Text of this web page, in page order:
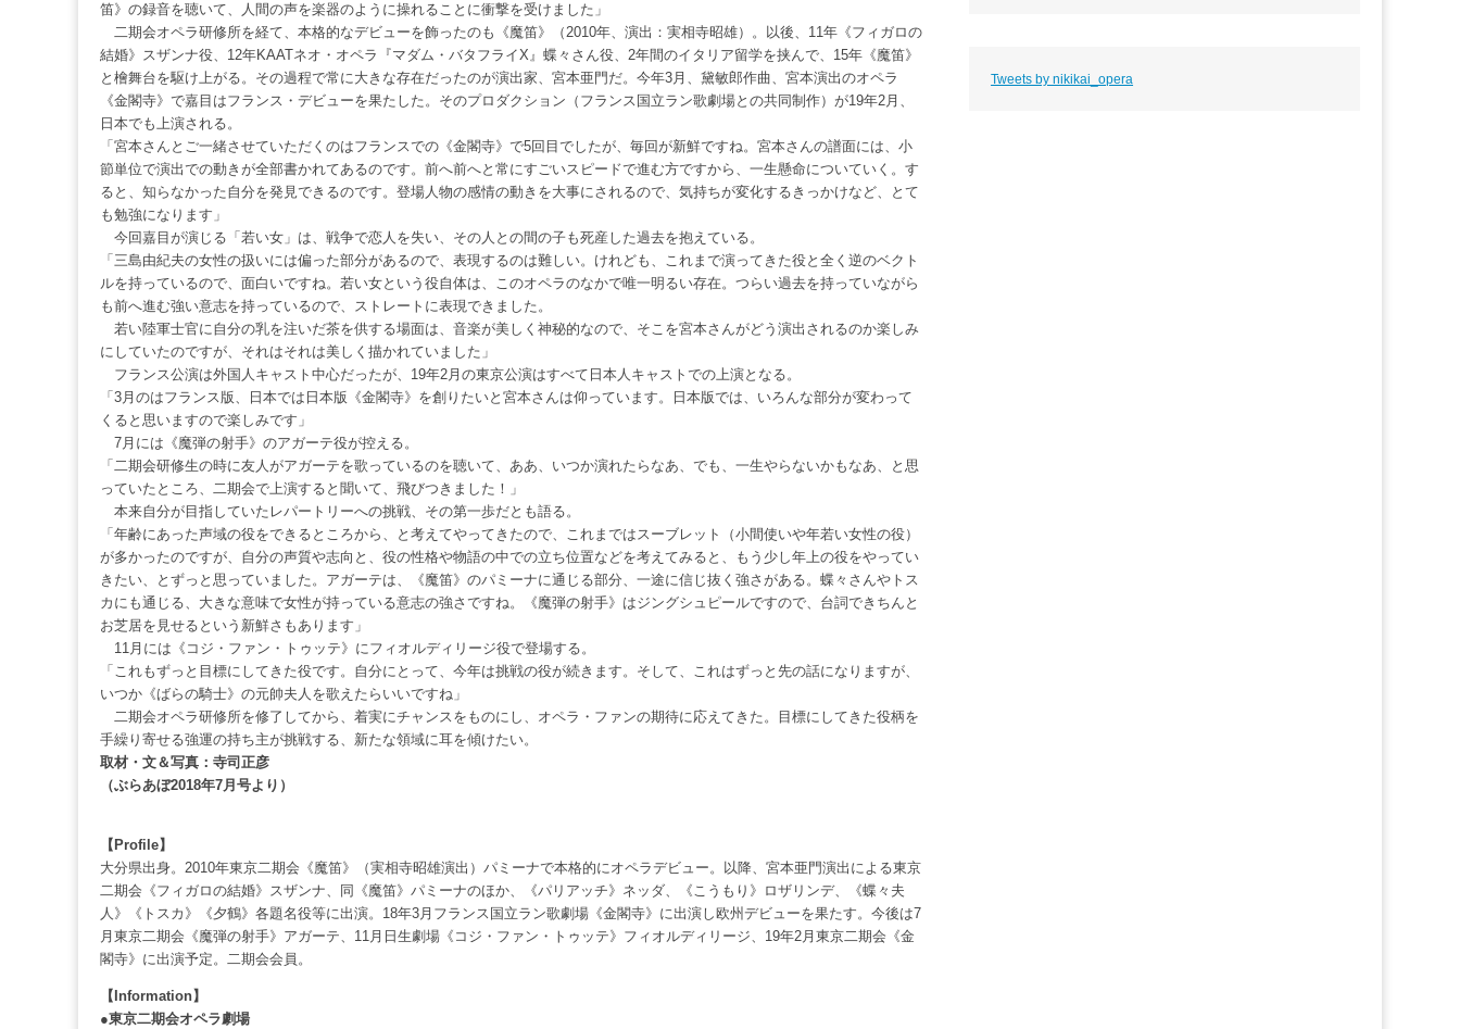
笛》の録音を聴いて、人間の声を楽器のように操れることに衝撃を受けました」
二期会オペラ研修所を経て、本格的なデビューを飾ったのも《魔笛》（2010年、演出：実相寺昭雄）。以後、11年《フィガロの
結婚》スザンナ役、12年KAATネオ・オペラ『マダム・バタフライX』蝶々さん役、2年間のイタリア留学を挟んで、15年《魔笛》
と檜舞台を駆け上がる。その過程で常に大きな存在だったのが演出家、宮本亜門だ。今年3月、黛敏郎作曲、宮本演出のオペラ
《金閣寺》で嘉目はフランス・デビューを果たした。そのプロダクション（フランス国立ラン歌劇場との共同制作）が19年2月、
日本でも上演される。
「宮本さんとご一緒させていただくのはフランスでの《金閣寺》で5回目でしたが、毎回が新鮮ですね。宮本さんの譜面には、小
節単位で演出での動きが全部書かれてあるのです。前へ前へと常にすごいスピードで進む方ですから、一生懸命についていく。す
ると、知らなかった自分を発見できるのです。登場人物の感情の動きを大事にされるので、気持ちが変化するきっかけなど、とて
も勉強になります」
今回嘉目が演じる「若い女」は、戦争で恋人を失い、その人との間の子も死産した過去を抱えている。
「三島由紀夫の女性の扱いには偏った部分があるので、表現するのは難しい。けれども、これまで演ってきた役と全く逆のベクト
ルを持っているので、面白いですね。若い女という役自体は、このオペラのなかで唯一明るい存在。つらい過去を持っていながら
も前へ進む強い意志を持っているので、ストレートに表現できました。
若い陸軍士官に自分の乳を注いだ茶を供する場面は、音楽が美しく神秘的なので、そこを宮本さんがどう演出されるのか楽しみ
にしていたのですが、それはそれは美しく描かれていました」
フランス公演は外国人キャスト中心だったが、19年2月の東京公演はすべて日本人キャストでの上演となる。
「3月のはフランス版、日本では日本版《金閣寺》を創りたいと宮本さんは仰っています。日本版では、いろんな部分が変わって
くると思いますので楽しみです」
7月には《魔弾の射手》のアガーテ役が控える。
「二期会研修生の時に友人がアガーテを歌っているのを聴いて、ああ、いつか演れたらなあ、でも、一生やらないかもなあ、と思
っていたところ、二期会で上演すると聞いて、飛びつきました！」
本来自分が目指していたレパートリーへの挑戦、その第一歩だとも語る。
「年齢にあった声域の役をできるところから、と考えてやってきたので、これまではスーブレット（小間使いや年若い女性の役）
が多かったのですが、自分の声質や志向と、役の性格や物語の中での立ち位置などを考えてみると、もう少し年上の役をやってい
きたい、とずっと思っていました。アガーテは、《魔笛》のパミーナに通じる部分、一途に信じ抜く強さがある。蝶々さんやトス
カにも通じる、大きな意味で女性が持っている意志の強さですね。《魔弾の射手》はジングシュピールですので、台詞できちんと
お芝居を見せるという新鮮さもあります」
11月には《コジ・ファン・トゥッテ》にフィオルディリージ役で登場する。
「これもずっと目標にしてきた役です。自分にとって、今年は挑戦の役が続きます。そして、これはずっと先の話になりますが、
いつか《ばらの騎士》の元帥夫人を歌えたらいいですね」
二期会オペラ研修所を修了してから、着実にチャンスをものにし、オペラ・ファンの期待に応えてきた。目標にしてきた役柄を
手繰り寄せる強運の持ち主が挑戦する、新たな領域に耳を傾けたい。
取材・文＆写真：寺司正彦
（ぶらあぼ2018年7月号より）
【Profile】
大分県出身。2010年東京二期会《魔笛》（実相寺昭雄演出）パミーナで本格的にオペラデビュー。以降、宮本亜門演出による東京
二期会《フィガロの結婚》スザンナ、同《魔笛》パミーナのほか、《パリアッチ》ネッダ、《こうもり》ロザリンデ、《蝶々夫
人》《トスカ》《夕鶴》各題名役等に出演。18年3月フランス国立ラン歌劇場《金閣寺》に出演し欧州デビューを果たす。今後は7
月東京二期会《魔弾の射手》アガーテ、11月日生劇場《コジ・ファン・トゥッテ》フィオルディリージ、19年2月東京二期会《金
閣寺》に出演予定。二期会会員。
【Information】
●東京二期会オペラ劇場
Tweets by nikikai_opera